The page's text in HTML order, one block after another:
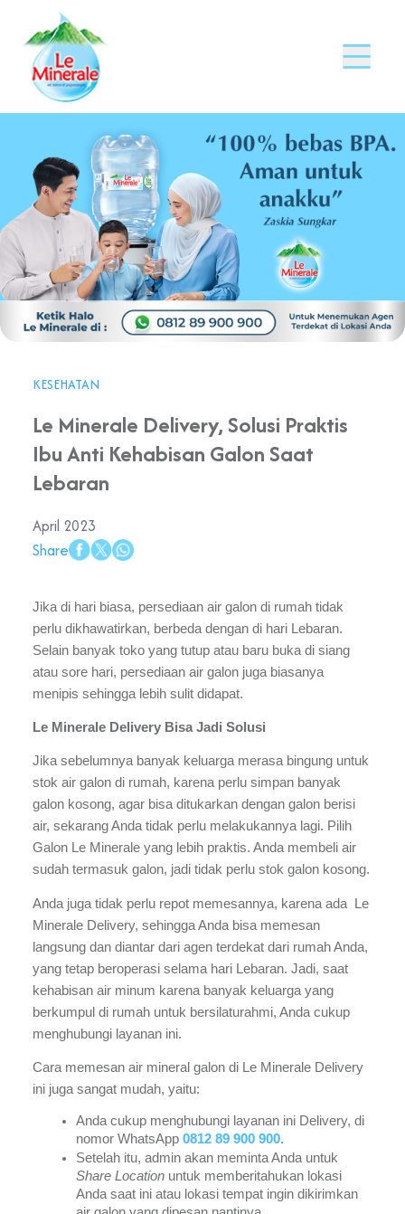
KESEHATAN
Le Minerale Delivery, Solusi Praktis
Ibu Anti Kehabisan Galon Saat
Lebaran
April 2023
Share
Jika di hari biasa, persediaan air galon di rumah tidak
perlu dikhawatirkan, berbeda dengan di hari Lebaran.
Selain banyak toko yang tutup atau baru buka di siang
atau sore hari, persediaan air galon juga biasanya
menipis sehingga lebih sulit didapat.
Le Minerale Delivery Bisa Jadi Solusi
Jika sebelumnya banyak keluarga merasa bingung untuk
stok air galon di rumah, karena perlu simpan banyak
galon kosong, agar bisa ditukarkan dengan galon berisi
air, sekarang Anda tidak perlu melakukannya lagi. Pilih
Galon Le Minerale yang lebih praktis. Anda membeli air
sudah termasuk galon, jadi tidak perlu stok galon kosong.
Anda juga tidak perlu repot memesannya, karena ada  Le
Minerale Delivery, sehingga Anda bisa memesan
langsung dan diantar dari agen terdekat dari rumah Anda,
yang tetap beroperasi selama hari Lebaran. Jadi, saat
kehabisan air minum karena banyak keluarga yang
berkumpul di rumah untuk bersilaturahmi, Anda cukup
menghubungi layanan ini.
Cara memesan air mineral galon di Le Minerale Delivery
ini juga sangat mudah, yaitu:
Anda cukup menghubungi layanan ini Delivery, di
nomor WhatsApp 0812 89 900 900.
Share Location untuk memberitahukan lokasi
Anda saat ini atau lokasi tempat ingin dikirimkan